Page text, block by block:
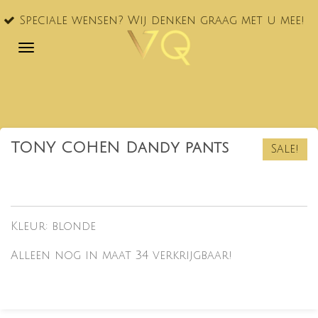
Ga
naar
wensen? Wij denken graag met u mee!
TONY COHEN Dandy pants Sale!
Kleur: blonde
Alleen nog in maat 34 verkrijgbaar!